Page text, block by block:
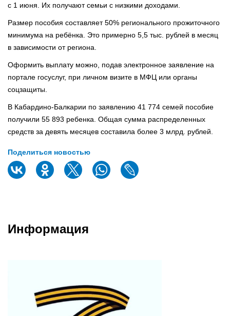
с 1 июня. Их получают семьи с низкими доходами.
Размер пособия составляет 50% регионального прожиточного
минимума на ребёнка. Это примерно 5,5 тыс. рублей в месяц
в зависимости от региона.
Оформить выплату можно, подав электронное заявление на
портале госуслуг, при личном визите в МФЦ или органы
соцзащиты.
В Кабардино-Балкарии по заявлению 41 774 семей пособие
получили 55 893 ребенка. Общая сумма распределенных
средств за девять месяцев составила более 3 млрд. рублей.
Поделиться новостью
Информация